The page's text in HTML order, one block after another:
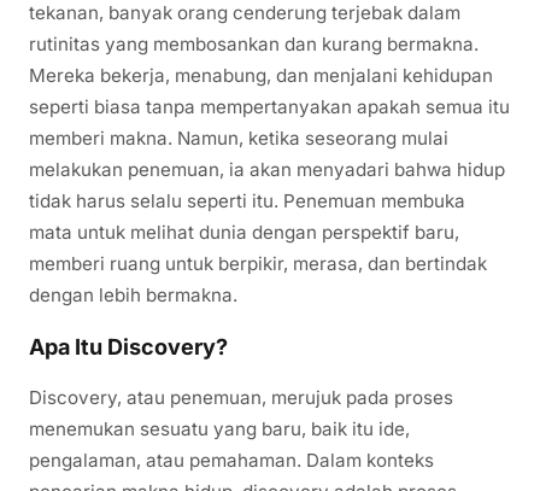
tekanan, banyak orang cenderung terjebak dalam
rutinitas yang membosankan dan kurang bermakna.
Mereka bekerja, menabung, dan menjalani kehidupan
seperti biasa tanpa mempertanyakan apakah semua itu
memberi makna. Namun, ketika seseorang mulai
melakukan penemuan, ia akan menyadari bahwa hidup
tidak harus selalu seperti itu. Penemuan membuka
mata untuk melihat dunia dengan perspektif baru,
memberi ruang untuk berpikir, merasa, dan bertindak
dengan lebih bermakna.
Apa Itu Discovery?
Discovery, atau penemuan, merujuk pada proses
menemukan sesuatu yang baru, baik itu ide,
pengalaman, atau pemahaman. Dalam konteks